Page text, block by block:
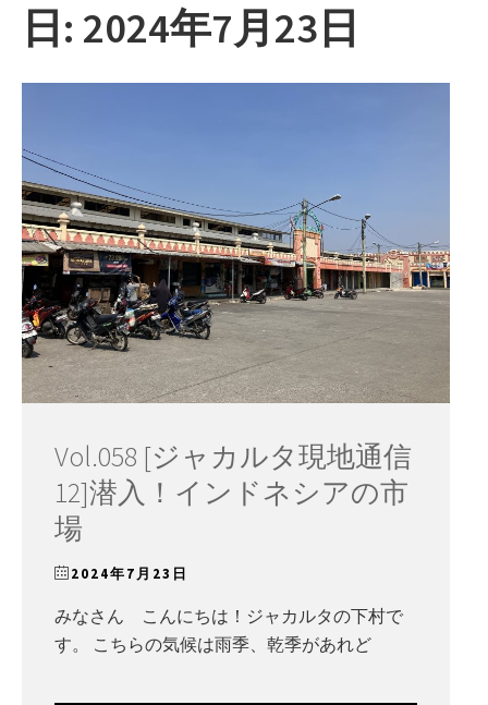
日: 2024年7月23日
Vol.058 [ジャカルタ現地通信
12]潜入！インドネシアの市
場
2024年7月23日
みなさん こんにちは！ジャカルタの下村で
す。 こちらの気候は雨季、乾季があれど